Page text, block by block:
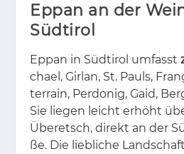
Eppan an der
Südtirol
Eppan in Süd­ti­rol um­fasst
cha­el, Gir­lan, St. Pauls,
ter­rain, Per­do­nig, Gaid,
Sie lie­gen leicht er­höht
Übe­retsch, di­rekt an der
ße. Die lieb­li­che